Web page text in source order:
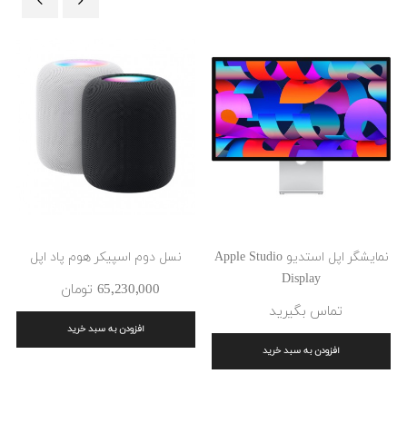
نمایشگر اپل استدیو Apple Studio
Display
تماس بگیرید
افزودن به سبد خرید
نسل دوم اسپیکر هوم پاد اپل
65٬230٬000 ‎تومان
افزودن به سبد خرید